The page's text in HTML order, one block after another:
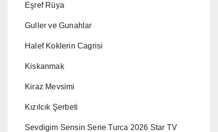
Eşref Rüya
Guller ve Gunahlar
Halef Koklerin Cagrisi
Kiskanmak
Kiraz Mevsimi
Kızılcık Şerbeti
Sevdigim Sensin Serie Turca 2026 Star TV